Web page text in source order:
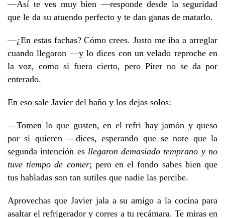
—Así te ves muy bien —responde desde la seguridad
que le da su atuendo perfecto y te dan ganas de matarlo.
—¿En estas fachas? Cómo crees. Justo me iba a arreglar
cuando llegaron —y lo dices con un velado reproche en
la voz, como si fuera cierto, pero Píter no se da por
enterado.
En eso sale Javier del baño y los dejas solos:
—Tomen lo que gusten, en el refri hay jamón y queso
por si quieren —dices, esperando que se note que la
segunda intención es llegaron demasiado temprano y no
tuve tiempo de comer; pero en el fondo sabes bien que
tus habladas son tan sutiles que nadie las percibe.
Aprovechas que Javier jala a su amigo a la cocina para
asaltar el refrigerador y corres a tu recámara. Te miras en